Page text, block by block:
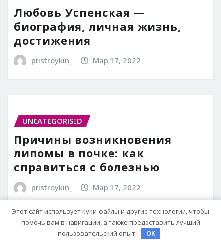
Любовь Успенская —
биография, личная жизнь,
достижения
pristroykin_ Мар 17, 2022
UNCATEGORISED
Причины возникновения
липомы в почке: как
справиться с болезнью
pristroykin_ Мар 17, 2022
Этот сайт использует куки-файлы и другие технологии, чтобы
помочь вам в навигации, а также предоставить лучший
пользовательский опыт.
OK